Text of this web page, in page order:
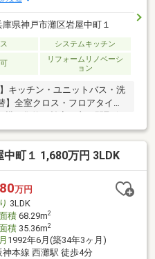
庫県神戸市灘区岩屋中町１
システムキッチン
リフォームリノベーシ
ョン
ッチン・ユニットバス・洗
全室クロス・フロアタイル
クローゼット有り 広々住
JR 徒歩圏内◇Foods
ン 徒歩3分◇神戸市立灘の
学校 徒歩12分▼諸費用の
談会～ ネット銀行・地銀
ンアドバイザーが担当させて
町１ 1,680万円 3LDK
万円
3LDK
積68.29m2
積35.36m2
1992年6月(築34年3ヶ月)
神本線 西灘駅 徒歩4分